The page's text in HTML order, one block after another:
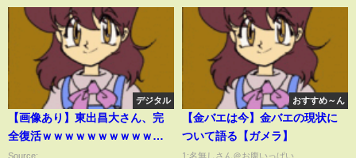
デジタル
【画像あり】東出昌大さん、完
全復活ｗｗｗｗｗｗｗｗｗｗｗ
ｗ
Source:
おすすめ～ん
【金バエは今】金バエの現状に
ついて語る【ガメラ】
1:名無しさん＠お腹いっぱい